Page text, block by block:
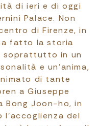
di ieri e di oggi
Palace. Non
di Firenze, in
fatto la storia
soprattutto in un
e un’anima,
di tante
a Giuseppe
Bong Joon-ho, in
del